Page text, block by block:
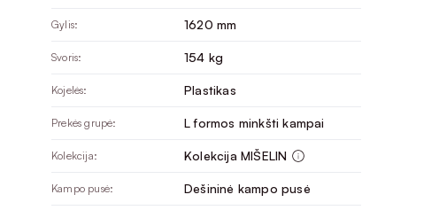
Gylis: 1620 mm
Svoris: 154 kg
Kojelės: Plastikas
Prekės grupė: L formos minkšti kampai
Kolekcija: Kolekcija MIŠELIN
Kampo pusė: Dešininė kampo pusė